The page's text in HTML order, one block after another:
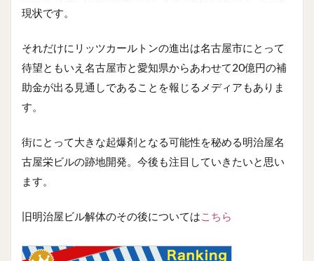
現状です。
それだけにリッツカールトンの進出は名古屋市にとって
待望ともいえ名古屋市と愛知県からあわせて20億円の補
助金が出る見通しであることを報じるメディアもありま
す。
街にとって大きな起爆剤となる可能性を秘める明治屋名
古屋栄ビルの跡地開発。今後も注目していきたいと思い
ます。
旧明治屋ビル解体のその後についてはこちら